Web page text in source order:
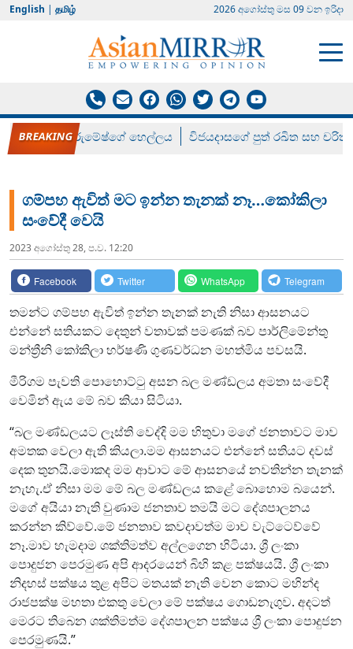
English | தமிழ் 2026 අගෝස්‍තු මස 09 වන ඉරිදා
රන් ගෙනා රුමේෂ්ගේ හෙල්ලය විජයදාසගේ පුත් රඛිත සහ චරිත්
ගම්පහ ඇවිත් මට ඉන්න තැනක් නෑ…කෝකිලා
සංවේදී වෙයි
2023 අගෝස්‍තු 28, ප.ව. 12:20
Facebook Twitter WhatsApp Telegram
තමන්ට ගම්පහ ඇවිත් ඉන්න තැනක් නැති නිසා ආසනයට
එන්නේ සතියකට දෙතුන් වතාවක් පමණක් බව පාර්ලිමේන්තු
මන්ත්‍රීනි කෝකිලා හර්ෂණි ගුණවර්ධන මහත්මිය පවසයි.
මීරිගම පැවති පොහොට්ටු අසන බල මණ්ඩලය අමතා සංවේදී
වෙමින් ඇය මේ බව කියා සිටියා.
“බල මණ්ඩලයට ලෑස්ති වෙද්දි මම හිතුවා මගේ ජනතාවට මාව
අමතක වෙලා ඇති කියලා.මම ආසනයට එන්නේ සතියට දවස්
දෙක තුනයි.මොකද මම ආවාට මේ ආසනයේ නවතින්න තැනක්
නැහැ.ඒ නිසා මම මේ බල මණ්ඩලය කළේ බොහොම බයෙන්.
මගේ අයියා නැති වුණාම ජනතාව තමයි මට දේශපාලනය
කරන්න කිව්වේ.මේ ජනතාව කවදාවත්ම මාව වැට්ටෙව්වේ
නෑ.මාව හැමදාම ශක්තිමත්ව අල්ලගෙන හිටියා. ශ්‍රී ලංකා
පොදුජන පෙරමුණ අපි ආදරයෙන් බිහි කළ පක්ෂයයි. ශ්‍රී ලංකා
නිදහස් පක්ෂය තුළ අපිට මතයක් නැති වෙන කොට මහින්ද
රාජපක්ෂ මහතා එකතු වෙලා මේ පක්ෂය ගොඩනැගුව. අදටත්
මෙරට තිබෙන ශක්තිමත්ම දේශපාලන පක්ෂය ශ්‍රී ලංකා පොදුජන
පෙරමුණයි.”